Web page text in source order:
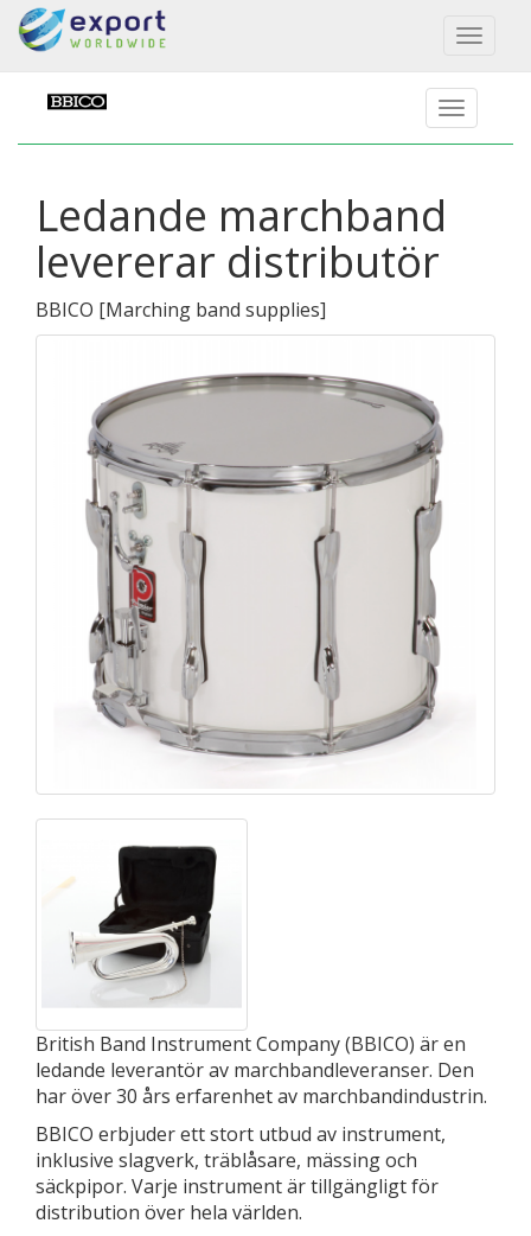
Toggle
Ledande marchband
levererar distributör
BBICO [Marching band supplies]
British Band Instrument Company (BBICO) är en
ledande leverantör av marchbandleveranser. Den
har över 30 års erfarenhet av marchbandindustrin.
BBICO erbjuder ett stort utbud av instrument,
inklusive slagverk, träblåsare, mässing och
säckpipor. Varje instrument är tillgängligt för
distribution över hela världen.